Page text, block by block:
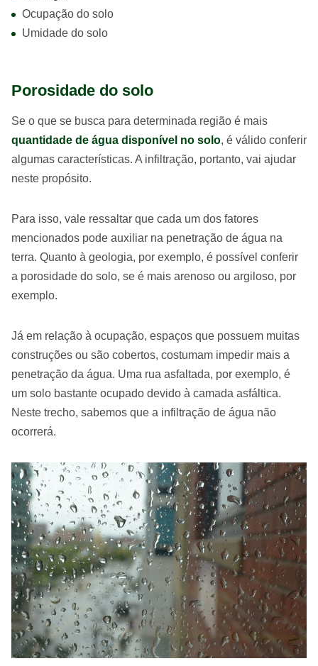
Ocupação do solo
Umidade do solo
Porosidade do solo
Se o que se busca para determinada região é mais
quantidade de água disponível no solo, é válido conferir
algumas características. A infiltração, portanto, vai ajudar
neste propósito.
Para isso, vale ressaltar que cada um dos fatores
mencionados pode auxiliar na penetração de água na
terra. Quanto à geologia, por exemplo, é possível conferir
a porosidade do solo, se é mais arenoso ou argiloso, por
exemplo.
Já em relação à ocupação, espaços que possuem muitas
construções ou são cobertos, costumam impedir mais a
penetração da água. Uma rua asfaltada, por exemplo, é
um solo bastante ocupado devido à camada asfáltica.
Neste trecho, sabemos que a infiltração de água não
ocorrerá.